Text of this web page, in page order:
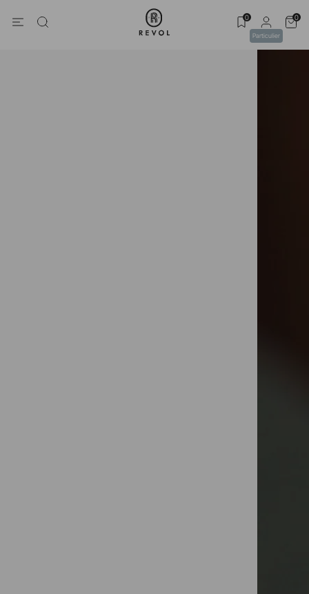
Particulier
0 0